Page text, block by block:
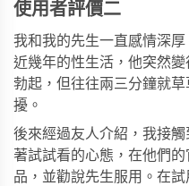
使用者評價二
我和我的先生一直感情深
近幾年的性生活，他突然
勃起，但往往兩三分鐘就
擾。
後來經過友人介紹，我接
著試試看的心態，在他們
品，並勸說先生服用。在